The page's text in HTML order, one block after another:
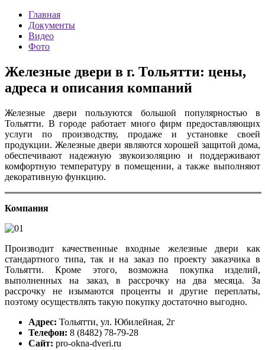
Главная
Документы
Видео
Фото
Железные двери в г. Тольятти: цены,
адреса и описания компаний
Железные двери пользуются большой популярностью в
Тольятти. В городе работает много фирм предоставляющих
услуги по производству, продаже и установке своей
продукции. Железные двери являются хорошей защитой дома,
обеспечивают надежную звукоизоляцию и поддерживают
комфортную температуру в помещении, а также выполняют
декоративную функцию.
Компания
Производит качественные входные железные двери как
стандартного типа, так и на заказ по проекту заказчика в
Тольятти. Кроме этого, возможна покупка изделий,
выполненных на заказ, в рассрочку на два месяца. За
рассрочку не изымаются проценты и другие переплаты,
поэтому осуществлять такую покупку достаточно выгодно.
Адрес: Тольятти, ул. Юбилейная, 2г
Телефон: 8 (8482) 78-79-28
Сайт: pro-okna-dveri.ru